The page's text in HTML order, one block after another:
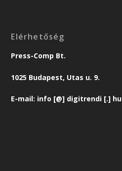
Elérhetőség
Press-Comp Bt.
1025 Budapest, Utas u. 9.
E-mail: info [@] digitrendi [.] hu